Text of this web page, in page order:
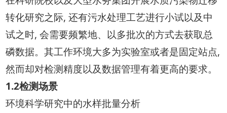
转化研究之际, 还有污水处理工艺进行小试以及中
试之时, 会需要频繁地、以多批次的方式去获取总
磷数据。其工作环境大多为实验室或者是固定站点,
然而却对检测精度以及数据管理有着更高的要求。
1.2检测场景
环境科学研究中的水样批量分析